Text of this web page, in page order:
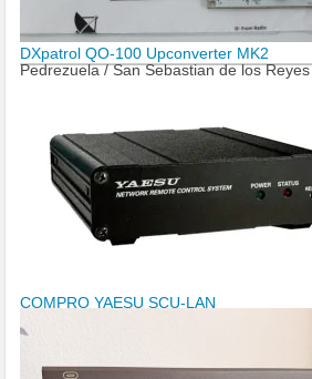
DXpatrol QO-100 Upconverter MK2
Pedrezuela / San Sebastian de los Reyes
COMPRO YAESU SCU-LAN